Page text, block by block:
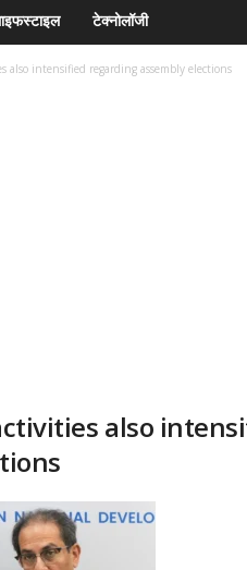
टेक्नोलॉजी
also intensified regarding assembly elections
also